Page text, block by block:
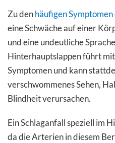
Zu denhäufigen
eine Schwäche auf einer
und eine undeutliche
Hinterhauptslappen führt
Symptomen und kann
verschwommenes Sehen,
Blindheit verursachen.
Ein Schlaganfall speziell im
da die Arterien in diesem